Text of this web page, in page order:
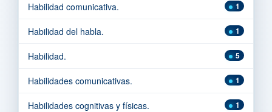
Habilidad comunicativa. 1
Habilidad del habla. 1
Habilidad. 5
Habilidades comunicativas. 1
Habilidades cognitivas y físicas. 1